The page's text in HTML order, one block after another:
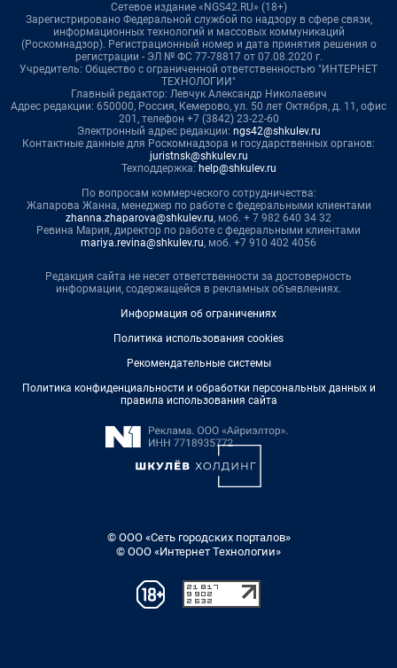
Сетевое издание «NGS42.RU» (18+)
Зарегистрировано Федеральной службой по надзору в сфере связи,
информационных технологий и массовых коммуникаций
(Роскомнадзор). Регистрационный номер и дата принятия решения о
регистрации - ЭЛ № ФС 77-78817 от 07.08.2020 г.
Учредитель: Общество с ограниченной ответственностью "ИНТЕРНЕТ
ТЕХНОЛОГИИ"
Главный редактор: Левчук Александр Николаевич
Адрес редакции: 650000, Россия, Кемерово, ул. 50 лет Октября, д. 11, офис
201, телефон +7 (3842) 23-22-60
Электронный адрес редакции: ngs42@shkulev.ru
Контактные данные для Роскомнадзора и государственных органов:
juristnsk@shkulev.ru
Техподдержка: help@shkulev.ru
По вопросам коммерческого сотрудничества:
Жапарова Жанна, менеджер по работе с федеральными клиентами
zhanna.zhaparova@shkulev.ru, моб. + 7 982 640 34 32
Ревина Мария, директор по работе с федеральными клиентами
mariya.revina@shkulev.ru, моб. +7 910 402 4056
Редакция сайта не несет ответственности за достоверность
информации, содержащейся в рекламных объявлениях.
Информация об ограничениях
Политика использования cookies
Рекомендательные системы
Политика конфиденциальности и обработки персональных данных и
правила использования сайта
© ООО «Сеть городских порталов»
© ООО «Интернет Технологии»